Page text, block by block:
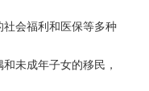
会福利和医保等多种
未成年子女的移民，